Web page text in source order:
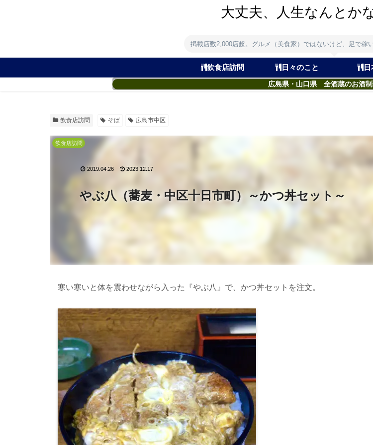
大丈夫、人生なんとか
掲載店数2,000店超。グルメ（美食家）ではないけど、足で稼
飲食店訪問 日々のこと
広島県・山口県 全酒蔵のお酒
飲食店訪問 そば 広島市中区
やぶ八（蕎麦・中区十日市町）～かつ丼セット～
飲食店訪問
2019.04.26 2023.12.17
寒い寒いと体を震わせながら入った『やぶ八』で、かつ丼セットを注文。